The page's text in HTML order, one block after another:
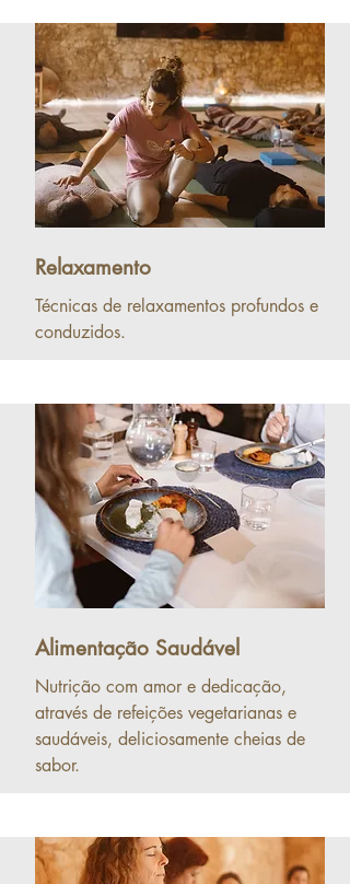
Relaxamento
Técnicas de relaxamentos profundos e
conduzidos.
Alimentação Saudável
Nutrição com amor e dedicação,
através de refeições vegetarianas e
saudáveis, deliciosamente cheias de
sabor.